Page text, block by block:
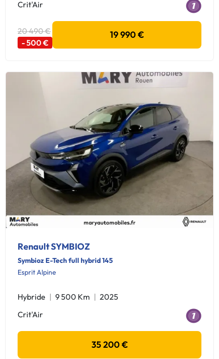
Crit'Air
20 490 €
- 500 €
19 990 €
Renault SYMBIOZ
Symbioz E-Tech full hybrid 145
Esprit Alpine
Hybride 9 500 Km
2025
Crit'Air
35 200 €